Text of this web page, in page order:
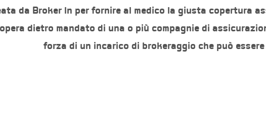
da Broker In per fornire al medico la giusta copertura
dietro mandato di una o più compagnie di
forza di un incarico di brokeraggio che può